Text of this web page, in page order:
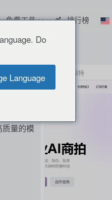
免费工具 排行榜
量的模
千面AI模特
Do
Language